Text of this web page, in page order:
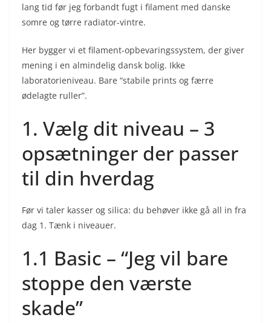
lang tid før jeg forbandt fugt i filament med danske
somre og tørre radiator-vintre.
Her bygger vi et filament-opbevaringssystem, der giver
mening i en almindelig dansk bolig. Ikke
laboratorieniveau. Bare “stabile prints og færre
ødelagte ruller”.
1. Vælg dit niveau – 3
opsætninger der passer
til din hverdag
Før vi taler kasser og silica: du behøver ikke gå all in fra
dag 1. Tænk i niveauer.
1.1 Basic – “Jeg vil bare
stoppe den værste
skade”